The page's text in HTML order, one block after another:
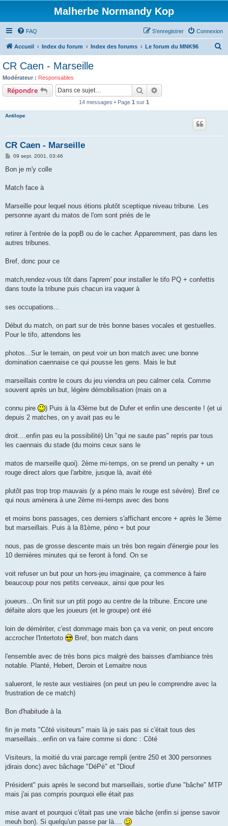
Malherbe Normandy Kop
FAQ Connexion
S’enregistrer
Accueil Index du forum Index des forums Le forum du MNK96
CR Caen - Marseille
Modérateur : Responsables
Répondre Rechercher
14 messages • Page 1 sur 1
Antilope
CR Caen - Marseille
M
s
g
09 sept. 2001, 03:46
Bon je m'y colle
Match face à
Marseille pour lequel nous étions plutôt sceptique niveau tribune. Les
personne ayant du matos de l'om sont priés de le
retirer à l'entrée de la popB ou de le cacher. Apparemment, pas dans les
autres tribunes.
Bref, donc pour ce
match,rendez-vous tôt dans l'aprem' pour installer le tifo PQ + confettis
dans toute la tribune puis chacun ira vaquer à
ses occupations...
Début du match, on part sur de très bonne bases vocales et gestuelles.
Pour le tifo, attendons les
photos...Sur le terrain, on peut voir un bon match avec une bonne
domination caennaise ce qui pousse les gens. Mais le but
marseillais contre le cours du jeu viendra un peu calmer cela. Comme
souvent après un but, légère démobilisation (mais on a
connu pire
) Puis à la 43ème but de Dufer et enfin une descente ! (et ui
depuis 2 matches, on y avait pas eu le
droit....enfin pas eu la possibilité) Un "qui ne saute pas" repris par tous
les caennais du stade (du moins ceux sans le
matos de marseille quoi). 2ème mi-temps, on se prend un penalty + un
rouge direct alors que l'arbitre, jusque là, avait été
plutôt pas trop trop mauvais (y a péno mais le rouge est sévère). Bref ce
qui nous amènera à une 2ème mi-temps avec des bons
et moins bons passages, ces derniers s'affichant encore + après le 3ème
but marseillais. Puis à la 81ème, péno + but pour
nous, pas de grosse descente mais un très bon regain d'énergie pour les
10 dernières minutes qui se feront à fond. On se
voit refuser un but pour un hors-jeu imaginaire, ça commence à faire
beaucoup pour nos petits cerveaux, ainsi que pour les
joueurs...On finit sur un ptit pogo au centre de la tribune. Encore une
défaite alors que les joueurs (et le groupe) ont été
loin de démèriter, c'est dommage mais bon ça va venir, on peut encore
accrocher l'Intertoto
Bref, bon match dans
l'ensemble avec de très bons pics malgrè des baisses d'ambiance très
notable. Planté, Hebert, Deroin et Lemaitre nous
salueront, le reste aux vestiaires (on peut un peu le comprendre avec la
frustration de ce match)
Bon d'habitude à la
fin je mets "Côté visiteurs" mais là je sais pas si c'était tous des
marseillais...enfin on va faire comme si donc : Côté
Visiteurs, la moitié du vrai parcage rempli (entre 250 et 300 personnes
jdirais donc) avec bâchage "DéPè" et "Diouf
Président" puis après le second but marseillais, sortie d'une "bâche" MTP
mais j'ai pas compris pourquoi elle était pas
mise avant et pourquoi c'était pas une vraie bâche (enfin si jpense savoir
meuh bon). Si quelqu'un passe par là....